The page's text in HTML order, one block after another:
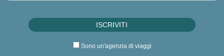
Sono un'agenzia di viaggi